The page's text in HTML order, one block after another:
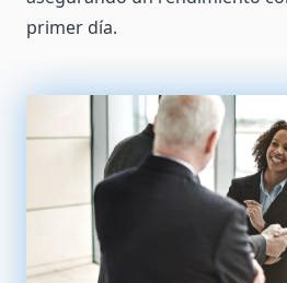
primer día.